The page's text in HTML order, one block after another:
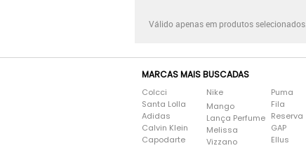
Válido apenas em produtos selecionados.
MARCAS MAIS BUSCADAS
Colcci
Santa Lolla
Adidas
Calvin Klein
Capodarte
Nike
Mango
Lança Perfume
Melissa
Vizzano
Puma
Fila
Reserva
GAP
Ellus